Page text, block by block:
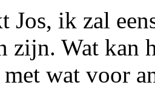
Jos, ik zal
zijn. Wat kan
wat voor